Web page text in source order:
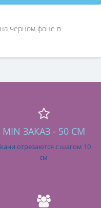
черном фоне в
MIN ЗАКАЗ - 50 СМ
отрезаются с шагом 10
см